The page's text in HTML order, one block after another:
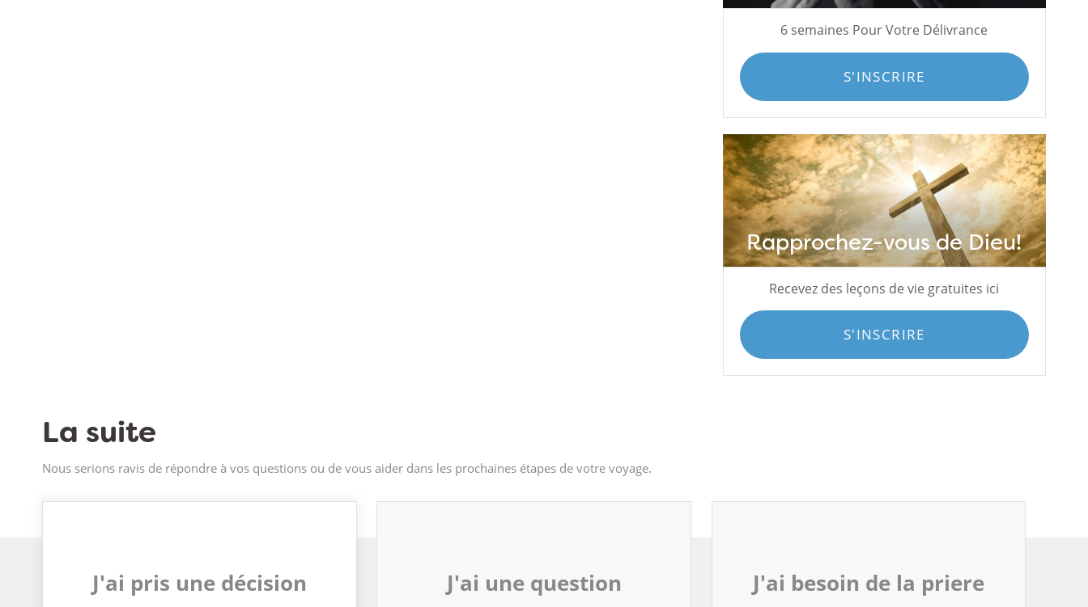
6 semaines Pour Votre Délivrance
S'INSCRIRE
Rapprochez-vous de Dieu!
Recevez des leçons de vie gratuites ici
S'INSCRIRE
La suite
Nous serions ravis de répondre à vos questions ou de vous aider dans les prochaines étapes de votre voyage.
J'ai pris une décision J'ai une question J'ai besoin de la priere